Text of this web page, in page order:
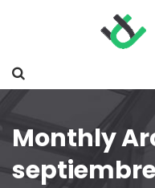
Monthly